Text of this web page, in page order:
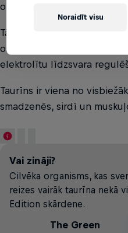
organismā un ir iekļauta
Tā ir iesaistīta plašā
osmoregulācijā, kas ir
elektrolītu līdzsvara
Taurīns ir viena no
smadzenēs, sirdī un
Vai zināji?
Cilvēka organisms, kas
reizes vairāk taurīna nekā
Edition skārdene.
The Green
Noraidīt visu